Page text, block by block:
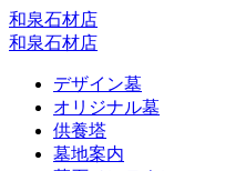
和泉石材店
和泉石材店
デザイン墓
オリジナル墓
供養塔
墓地案内